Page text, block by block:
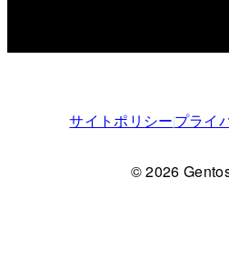
サイトポリシープライ
© 2026